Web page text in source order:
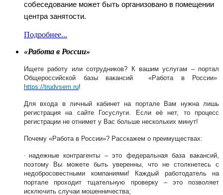
собеседование может быть организовано в помещении
центра занятости.
Подробнее...
«Работа в России»
Ищете работу или сотрудников? К вашим услугам – портал
Общероссийской базы вакансий «Работа в России»
https://trudvsem.ru!
Для входа в личный кабинет на портале Вам нужна лишь
регистрация на сайте Госуслуги.
Если её нет, то процесс
регистрации не отнимет у Вас больше нескольких минут!
Почему «Работа в России»? Расскажем о преимуществах:
· надежные контрагенты – это федеральная база вакансий,
поэтому Вы можете быть уверенны, что не столкнетесь с
недобросовестными компаниями! Каждый работодатель на
портале проходит тщательную проверку – это позволяет
исключить случаи мошенничества;